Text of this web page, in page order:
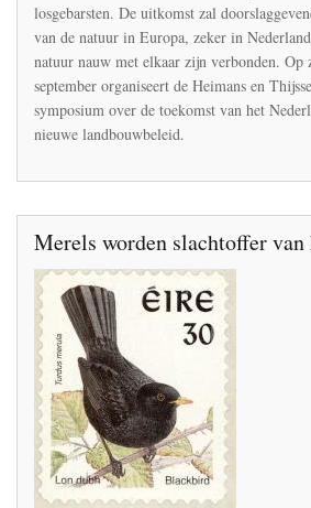
losgebarsten. De uitkomst zal
van de natuur in Europa, zeker in
natuur nauw met elkaar zijn verbonden. Op
september organiseert de Heimans en
symposium over de toekomst van het
nieuwe landbouwbeleid.
Merels worden slachtoffer